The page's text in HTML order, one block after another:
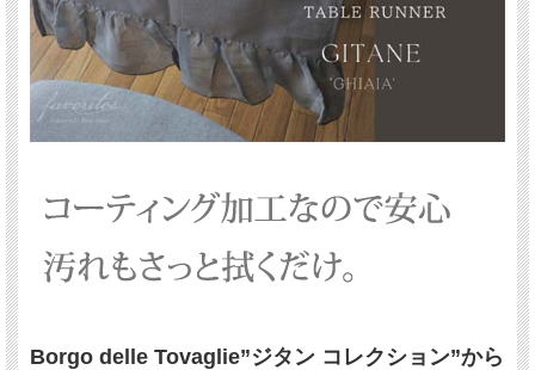
Borgo delle Tovaglie”ジタン コレクション”から